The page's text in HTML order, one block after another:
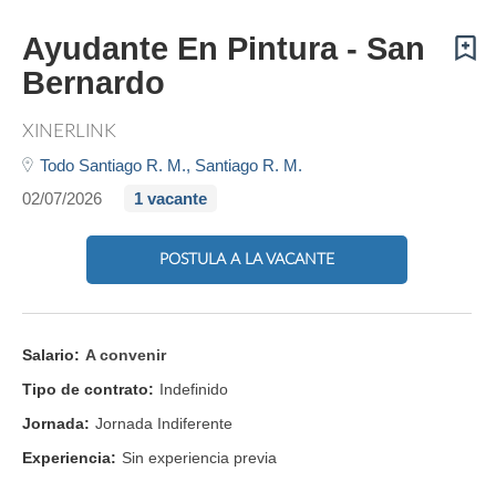
Ayudante En Pintura - San
Bernardo
XINERLINK
Todo Santiago R. M., Santiago R. M.
02/07/2026
1 vacante
POSTULA A LA VACANTE
Salario: A convenir
Tipo de contrato: Indefinido
Jornada: Jornada Indiferente
Experiencia: Sin experiencia previa